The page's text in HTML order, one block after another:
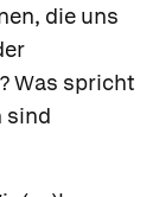
die uns
Was spricht
sind